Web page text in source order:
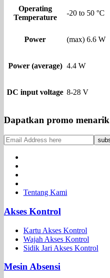
Operating
Temperature
-20 to 50 °C
Power (max) 6.6 W
Power (average) 4.4 W
DC input voltage 8-28 V
Dapatkan promo menarik
Tentang Kami
Akses Kontrol
Kartu Akses Kontrol
Wajah Akses Kontrol
Sidik Jari Akses Kontrol
Mesin Absensi